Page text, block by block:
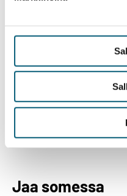
Laura
040
Jaa somessa